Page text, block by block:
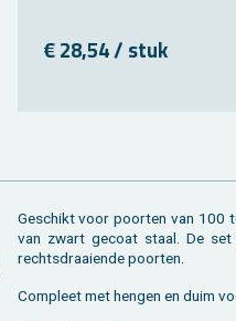
€ 28,54 / stuk
Ge­schikt voor poor­ten van 100
van zwart ge­coat staal. De
rechts­draai­en­de poor­ten.
Com­pleet met hen­gen en duim